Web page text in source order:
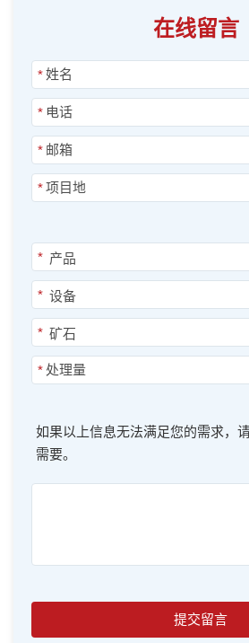
在线留言
*
*
*
*
*
*
*
*
如果以上信息无法满足您的需求，
需要。